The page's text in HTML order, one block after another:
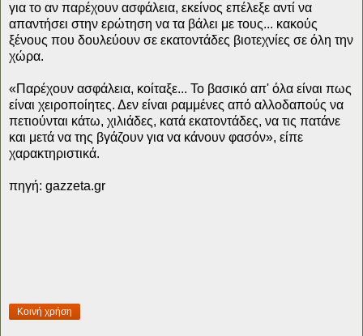
για το αν παρέχουν ασφάλεια, εκείνος επέλεξε αντί να
απαντήσει στην ερώτηση να τα βάλει με τους... κακούς
ξένους που δουλεύουν σε εκατοντάδες βιοτεχνίες σε όλη την
χώρα.
«Παρέχουν ασφάλεια, κοίταξε... Το βασικό απ' όλα είναι πως
είναι χειροποίητες. Δεν είναι ραμμένες από αλλοδαπούς να
πετιούνται κάτω, χιλιάδες, κατά εκατοντάδες, να τις πατάνε
και μετά να της βγάζουν για να κάνουν φασόν», είπε
χαρακτηριστικά.
πηγή: gazzeta.gr
Κοινή χρήση